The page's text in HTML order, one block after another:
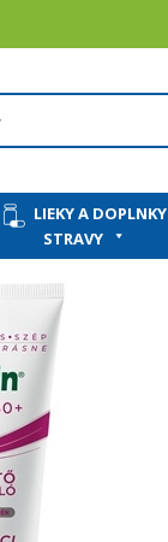
LIEKY A DOPLNKY
STRAVY